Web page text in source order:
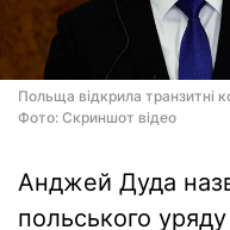
Польща відкрила транзитні
Фото: Скриншот відео
Анджей Дуда
польського